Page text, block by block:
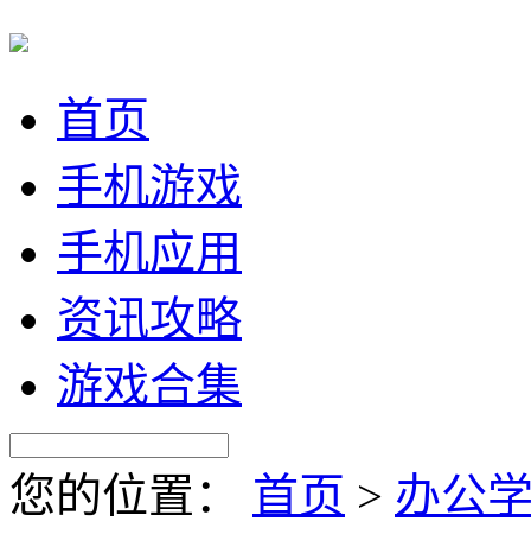
首页
手机游戏
手机应用
资讯攻略
游戏合集
您的位置： 首页 > 办公